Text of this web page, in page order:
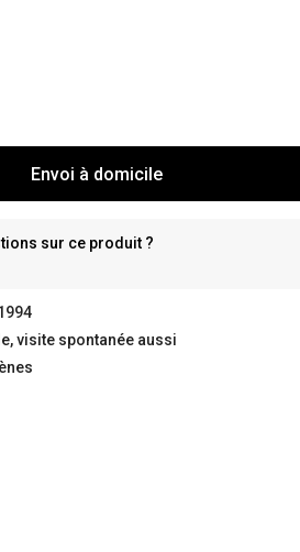
Envoi à domicile
sur ce produit ?
visite spontanée aussi